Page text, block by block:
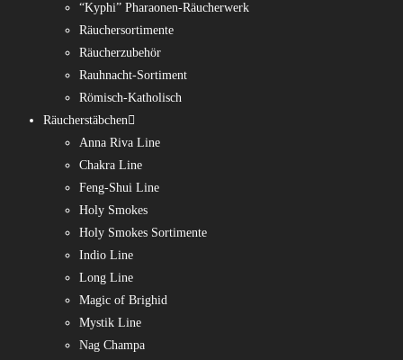
“Kyphi” Pharaonen-Räucherwerk
Räuchersortimente
Räucherzubehör
Rauhnacht-Sortiment
Römisch-Katholisch
Räucherstäbchen
Anna Riva Line
Chakra Line
Feng-Shui Line
Holy Smokes
Holy Smokes Sortimente
Indio Line
Long Line
Magic of Brighid
Mystik Line
Nag Champa